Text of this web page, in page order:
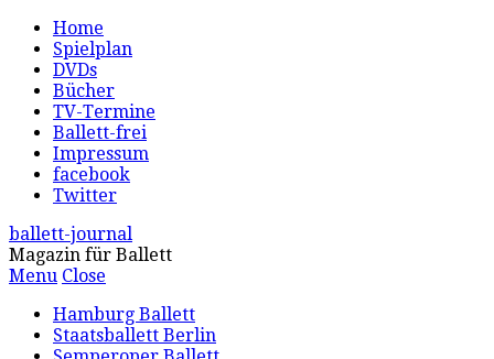
Home
Spielplan
DVDs
Bücher
TV-Termine
Ballett-frei
Impressum
facebook
Twitter
ballett-journal
Magazin für Ballett
Menu Close
Hamburg Ballett
Staatsballett Berlin